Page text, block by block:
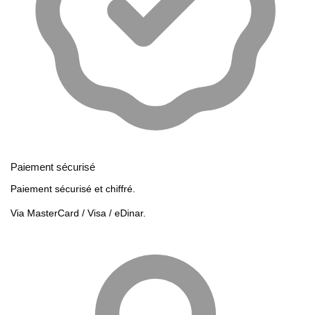
Paiement sécurisé
Paiement sécurisé et chiffré.
Via MasterCard / Visa / eDinar.